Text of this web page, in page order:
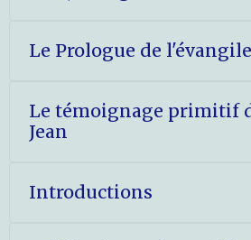
Le Prologue de l'évangile
Le témoignage primitif
Jean
Introductions